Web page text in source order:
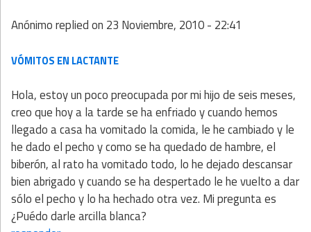
Anónimoreplied on 23 Noviembre, 2010 - 22:41
VÓMITOS EN LACTANTE
Hola, estoy un poco preocupada por mi hijo de seis meses,
creo que hoy a la tarde se ha enfriado y cuando hemos
llegado a casa ha vomitado la comida, le he cambiado y le
he dado el pecho y como se ha quedado de hambre, el
biberón, al rato ha vomitado todo, lo he dejado descansar
bien abrigado y cuando se ha despertado le he vuelto a dar
sólo el pecho y lo ha hechado otra vez. Mi pregunta es
¿Puédo darle arcilla blanca?